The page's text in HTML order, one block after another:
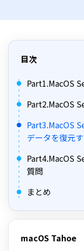
目次
Part1.MacOS
Part2.MacOS
Part3.MacOS
データを復元
Part4.MacOS
質問
まとめ
macOS Tahoe